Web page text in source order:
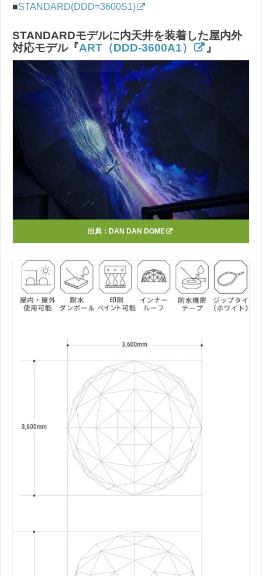
■STANDARD(DDD=3600S1)
STANDARDモデルに内天井を装着した屋内外
対応モデル『ART（DDD-3600A1） 』
出典： DAN DAN DOME